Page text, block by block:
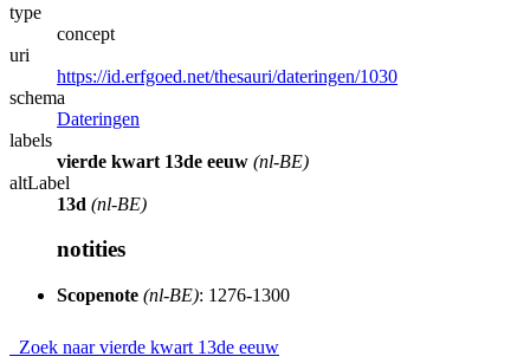
type
concept
uri
https://id.erfgoed.net/thesauri/dateringen/1030
schema
Dateringen
labels
vierde kwart 13de eeuw (nl-BE)
altLabel
13d (nl-BE)
notities
Scopenote (nl-BE): 1276-1300
Zoek naar vierde kwart 13de eeuw